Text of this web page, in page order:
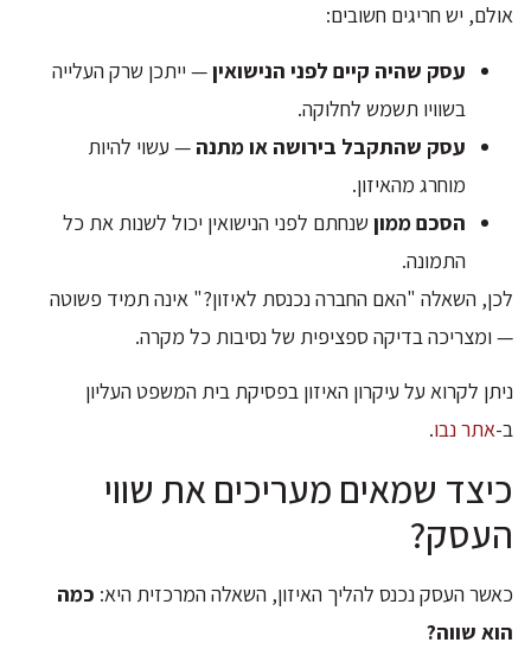
אולם, יש חריגים חשובים:
עסק שהיה קיים לפני הנישואין— ייתכן שרק העלייה
בשוויו תשמש לחלוקה.
עסק שהתקבל בירושה או מתנה — עשוי להיות
מוחרג מהאיזון.
הסכם ממון שנחתם לפני הנישואין יכול לשנות את כל
התמונה.
לכן, השאלה "האם החברה נכנסת לאיזון?" אינה תמיד פשוטה
— ומצריכה בדיקה ספציפית של נסיבות כל מקרה.
ניתן לקרוא על עיקרון האיזון בפסיקת בית המשפט העליון
ב-אתר נבו.
כיצד שמאים מעריכים את שווי
העסק?
כאשר העסק נכנס להליך האיזון, השאלה המרכזית היא: כמה
הוא שווה?